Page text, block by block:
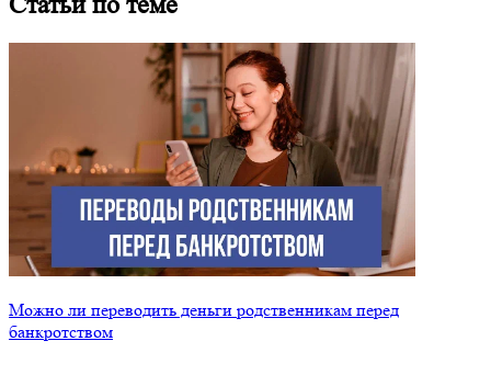
Можно ли переводить деньги родственникам перед
банкротством